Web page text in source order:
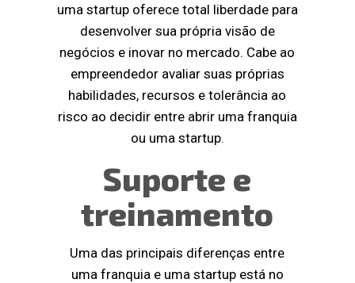
uma startup oferece total liberdade para
desenvolver sua própria visão de
negócios e inovar no mercado. Cabe ao
empreendedor avaliar suas próprias
habilidades, recursos e tolerância ao
risco ao decidir entre abrir uma franquia
ou uma startup.
Suporte e
treinamento
Uma das principais diferenças entre
uma franquia e uma startup está no